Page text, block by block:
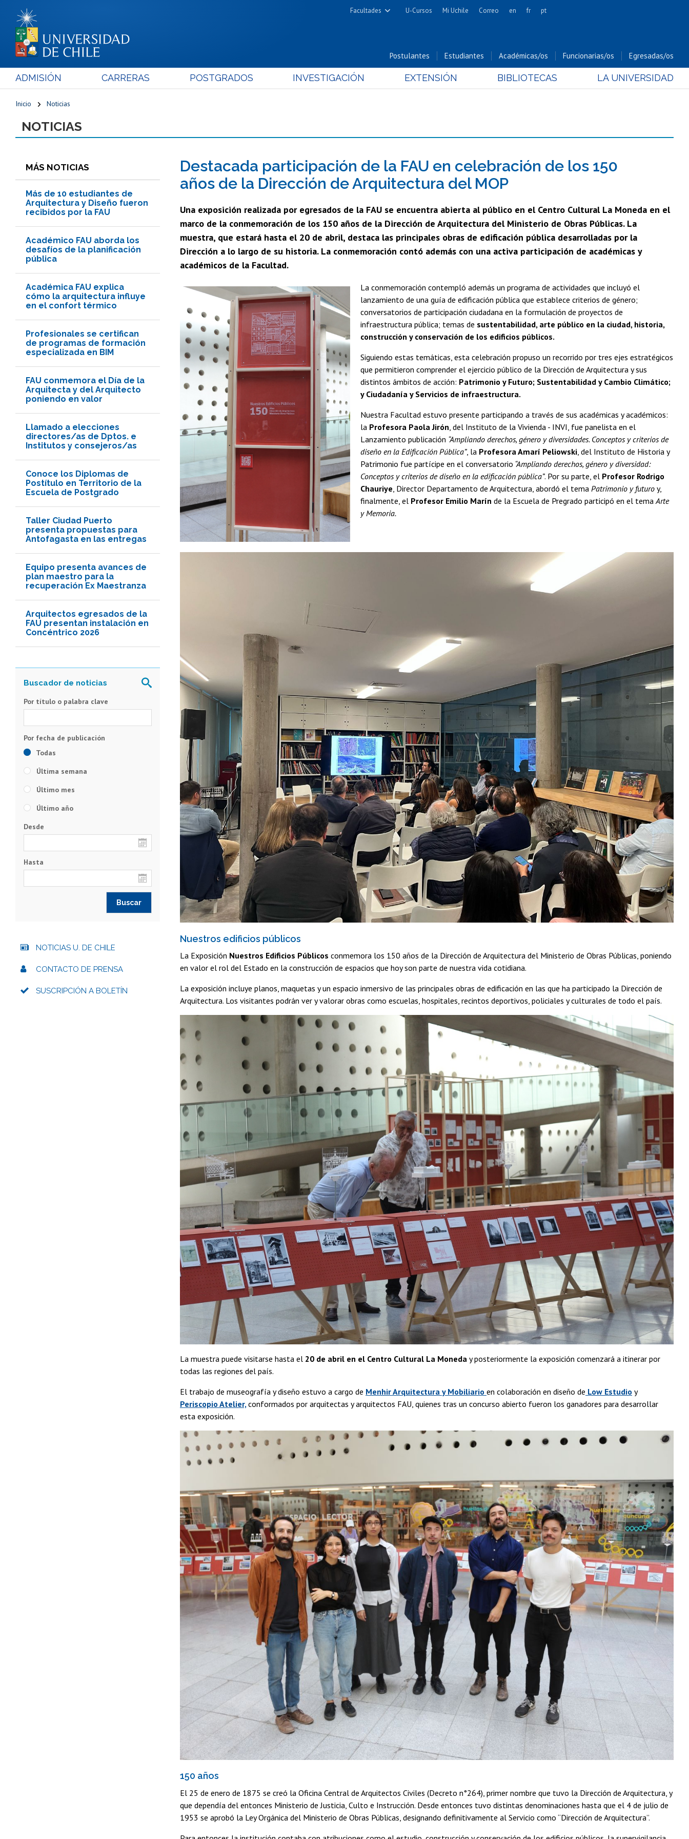
Facultades
Cs. Físicas y Matemáticas
Cs. Forestales y Conservación
Cs. Químicas y Farmacéuticas
Cs. Sociales
Estudios Avanzados en Educación
Estudios Internacionales
Nutrición y Tecnología de
Bachillerato
U-Cursos Mi Uchile Correo en fr pt
Postulantes Estudiantes Académicas/os Funcionarias/os Egresadas/os
ADMISIÓN CARRERAS POSTGRADOS INVESTIGACIÓN EXTENSIÓN BIBLIOTECAS LA UNIVERSIDAD
Inicio Noticias
NOTICIAS
MÁS NOTICIAS
Más de 10 estudiantes de
Arquitectura y Diseño fueron
recibidos por la FAU
Académico FAU aborda los
desafíos de la planificación
pública
Académica FAU explica
cómo la arquitectura influye
en el confort térmico
Profesionales se certifican
de programas de formación
especializada en BIM
FAU conmemora el Día de la
Arquitecta y del Arquitecto
poniendo en valor
Llamado a elecciones
directores/as de Dptos. e
Institutos y consejeros/as
Conoce los Diplomas de
Postítulo en Territorio de la
Escuela de Postgrado
Taller Ciudad Puerto
presenta propuestas para
Antofagasta en las entregas
Equipo presenta avances de
plan maestro para la
recuperación Ex Maestranza
Arquitectos egresados de la
FAU presentan instalación en
Concéntrico 2026
Destacada participación de la FAU en celebración de los 150
años de la Dirección de Arquitectura del MOP
Una exposición realizada por egresados de la FAU se encuentra abierta al público en el Centro Cultural La Moneda en el
marco de la conmemoración de los 150 años de la Dirección de Arquitectura del Ministerio de Obras Públicas. La
muestra, que estará hasta el 20 de abril, destaca las principales obras de edificación pública desarrolladas por la
Dirección a lo largo de su historia. La conmemoración contó además con una activa participación de académicas y
académicos de la Facultad.
La conmemoración contempló además un programa de actividades que incluyó el
lanzamiento de una guía de edificación pública que establece criterios de género;
conversatorios de participación ciudadana en la formulación de proyectos de
infraestructura pública; temas de sustentabilidad, arte público en la ciudad, historia,
construcción y conservación de los edificios públicos.
Siguiendo estas temáticas, esta celebración propuso un recorrido por tres ejes estratégicos
que permitieron comprender el ejercicio público de la Dirección de Arquitectura y sus
distintos ámbitos de acción: Patrimonio y Futuro; Sustentabilidad y Cambio Climático;
y Ciudadanía y Servicios de infraestructura.
Nuestra Facultad estuvo presente participando a través de sus académicas y académicos:
la Profesora Paola Jirón , del Instituto de la Vivienda - INVI, fue panelista en el
Lanzamiento publicación “Ampliando derechos, género y diversidades. Conceptos y criterios de
diseño en la Edificación Pública”, la Profesora Amarí Peliowski , del Instituto de Historia y
Patrimonio fue partícipe en el conversatorio “Ampliando derechos, género y diversidad:
Conceptos y criterios de diseño en la edificación pública”. Por su parte, el Profesor Rodrigo
Chauriye , Director Departamento de Arquitectura, abordó el tema Patrimonio y futuro y,
finalmente, el Profesor Emilio Marín de la Escuela de Pregrado participó en el tema Arte
y Memoria.
Nuestros edificios públicos
La Exposición Nuestros Edificios Públicos conmemora los 150 años de la Dirección de Arquitectura del Ministerio de Obras Públicas, poniendo
en valor el rol del Estado en la construcción de espacios que hoy son parte de nuestra vida cotidiana.
La exposición incluye planos, maquetas y un espacio inmersivo de las principales obras de edificación en las que ha participado la Dirección de
Arquitectura. Los visitantes podrán ver y valorar obras como escuelas, hospitales, recintos deportivos, policiales y culturales de todo el país.
La muestra puede visitarse hasta el 20 de abril en el Centro Cultural La Moneda y posteriormente la exposición comenzará a itinerar por
todas las regiones del país.
El trabajo de museografía y diseño estuvo a cargo de Menhir Arquitectura y Mobiliario en colaboración en diseño de Low Estudio y
Periscopio Atelier, conformados por arquitectas y arquitectos FAU, quienes tras un concurso abierto fueron los ganadores para desarrollar
esta exposición.
150 años
El 25 de enero de 1875 se creó la Oficina Central de Arquitectos Civiles (Decreto n°264), primer nombre que tuvo la Dirección de Arquitectura, y
que dependía del entonces Ministerio de Justicia, Culto e Instrucción. Desde entonces tuvo distintas denominaciones hasta que el 4 de julio de
1953 se aprobó la Ley Orgánica del Ministerio de Obras Públicas, designando definitivamente al Servicio como “Dirección de Arquitectura”.
Por título o palabra clave
Todas
Última semana
Último mes
Último año
Desde
Hasta
NOTICIAS U. DE CHILE
CONTACTO DE PRENSA
SUSCRIPCIÓN A BOLETÍN